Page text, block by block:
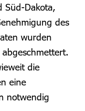
Süd-Dakota,
des
wurden
die
eine
notwendig